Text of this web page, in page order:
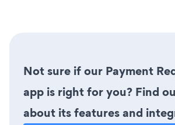
Not sure if our Payment
app is right for you? Find
about its features and